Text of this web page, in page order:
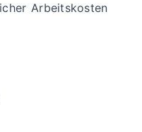
Arbeitskosten